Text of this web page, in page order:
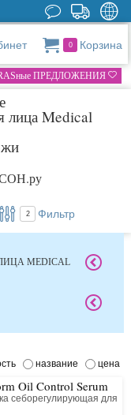
0 Корзина
ПРЕДЛОЖЕНИЯ
лица Medical
2 Фильтр
MEDICAL
название цена
Oil Control Serum
себорегулирующая для